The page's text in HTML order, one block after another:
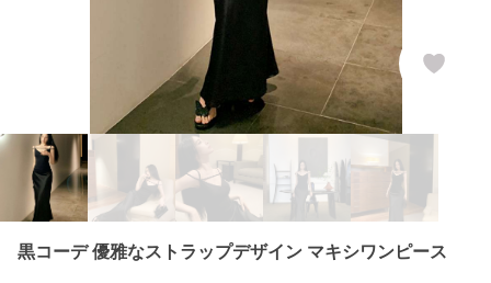
黒コーデ 優雅なストラップデザイン マキシワンピース